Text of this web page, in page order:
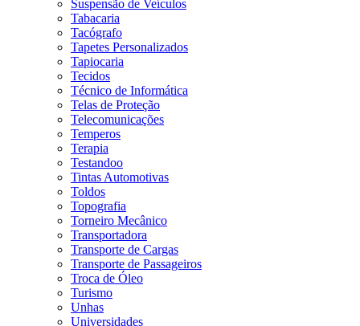
Suspensão de Veículos
Tabacaria
Tacógrafo
Tapetes Personalizados
Tapiocaria
Tecidos
Técnico de Informática
Telas de Proteção
Telecomunicações
Temperos
Terapia
Testandoo
Tintas Automotivas
Toldos
Topografia
Torneiro Mecânico
Transportadora
Transporte de Cargas
Transporte de Passageiros
Troca de Óleo
Turismo
Unhas
Universidades